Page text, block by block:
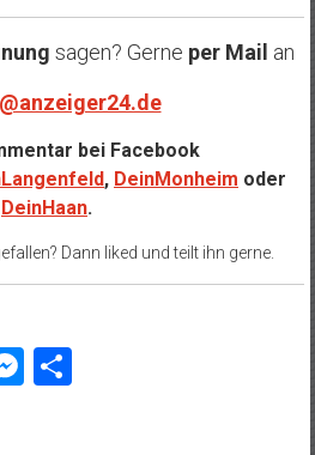
sagen? Gerne per Mail an
bei Facebook
, DeinMonheim oder
DeinHaan.
Dann liked und teilt ihn gerne.
Messenger